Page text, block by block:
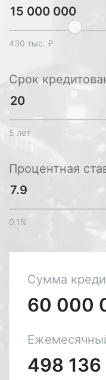
430 тыс. ₽
Срок
5 лет
Процентная
0.1%
Сумма
60 000
498 136